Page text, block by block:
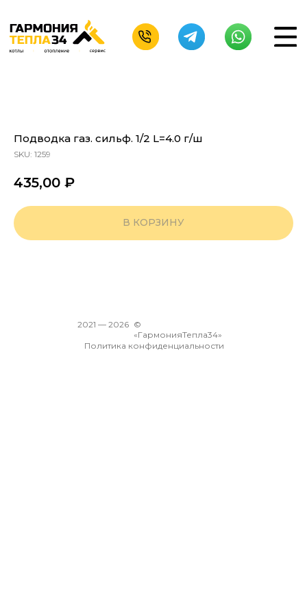
Подводка газ. сильф. 1/2 L=4.0 г/ш
SKU: 1259
435,00 ₽
В КОРЗИНУ
Политика конфиденциальности
©
«ГармонияТепла34»
2026
2021 —